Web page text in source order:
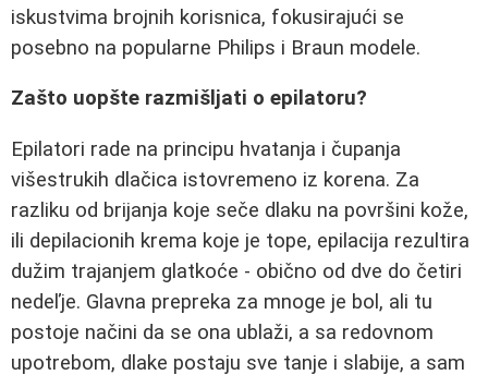
iskustvima brojnih korisnica, fokusirajući se
posebno na popularne Philips i Braun modele.
Zašto uopšte razmišljati o epilatoru?
Epilatori rade na principu hvatanja i čupanja
višestrukih dlačica istovremeno iz korena. Za
razliku od brijanja koje seče dlaku na površini kože,
ili depilacionih krema koje je topе, epilacija rezultira
dužim trajanjem glatkoće - obično od dve do četiri
nedeľje. Glavna prepreka za mnoge je bol, ali tu
postoje načini da se ona ublaži, a sa redovnom
upotrebom, dlake postaju sve tanje i slabije, a sam